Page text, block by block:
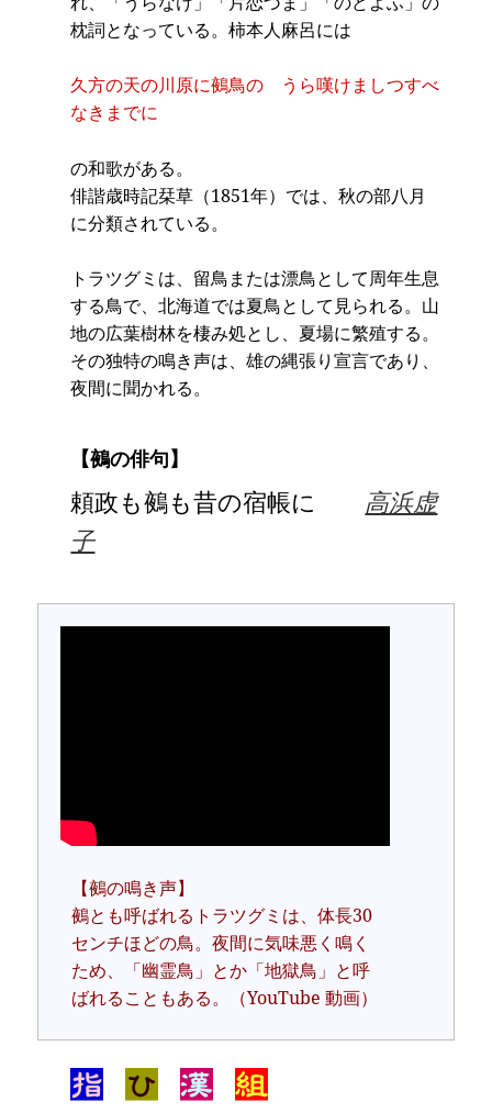
枕詞となっている。柿本人麻呂には
久方の天の川原に鵺鳥の うら嘆けましつすべ
なきまでに
の和歌がある。
俳諧歳時記栞草（1851年）では、秋の部八月
に分類されている。
トラツグミは、留鳥または漂鳥として周年生息
する鳥で、北海道では夏鳥として見られる。山
地の広葉樹林を棲み処とし、夏場に繁殖する。
その独特の鳴き声は、雄の縄張り宣言であり、
夜間に聞かれる。
【鵺の俳句】
頼政も鵺も昔の宿帳に 高浜虚
子
【鵺の鳴き声】
鵺とも呼ばれるトラツグミは、体長30
センチほどの鳥。夜間に気味悪く鳴く
ため、「幽霊鳥」とか「地獄鳥」と呼
ばれることもある。（YouTube 動画）